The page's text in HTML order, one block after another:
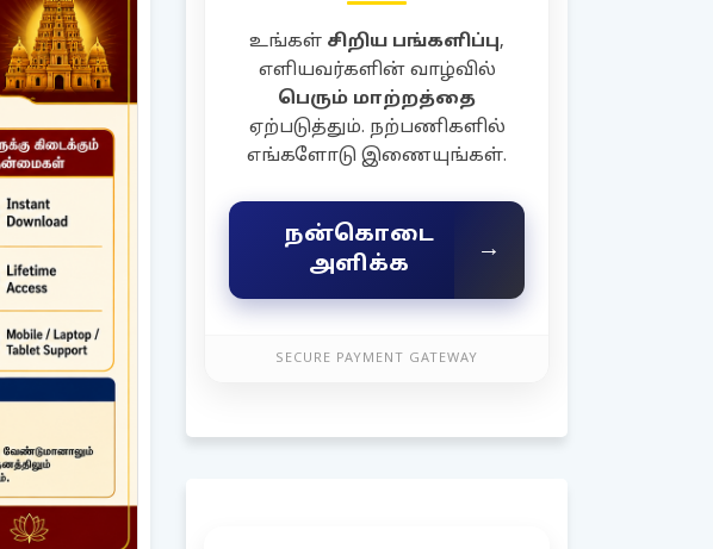
உங்கள் சிறிய பங்களிப்பு,
எளியவர்களின் வாழ்வில்
பெரும் மாற்றத்தை
ஏற்படுத்தும். நற்பணிகளில்
எங்களோடு இணையுங்கள்.
நன்கொடை
அளிக்க
→
SECURE PAYMENT GATEWAY